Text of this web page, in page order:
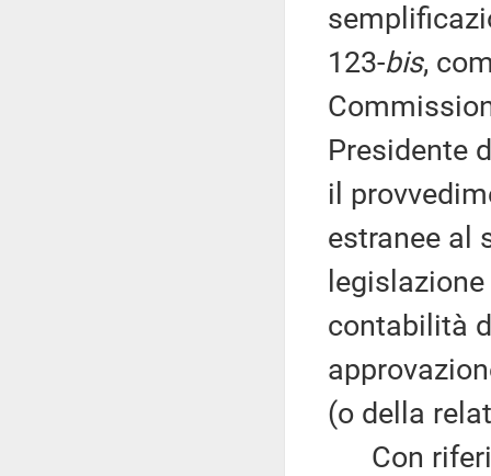
123-bis,
Presidente
il
estranee al
contabilità
(o della
Con